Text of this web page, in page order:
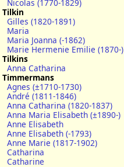
Nicolas (1770-1829)
Tilkin
Gilles (1820-1891)
Maria
Maria Joanna (-1862)
Marie Hermenie Emilie (1870-)
Tilkins
Anna Catharina
Timmermans
Agnes (±1710-1730)
André (1811-1846)
Anna Catharina (1820-1837)
Anna Maria Elisabeth (±1890-)
Anne Elisabeth
Anne Elisabeth (-1793)
Anne Marie (1817-1902)
Catharina
Catharine